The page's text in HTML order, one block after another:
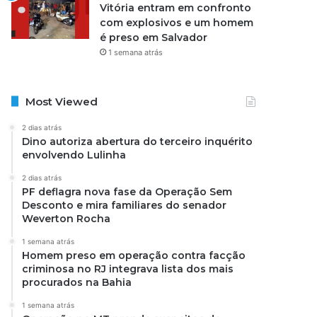
Vitória entram em confronto
com explosivos e um homem
é preso em Salvador
1 semana atrás
Most Viewed
2 dias atrás
Dino autoriza abertura do terceiro inquérito
envolvendo Lulinha
2 dias atrás
PF deflagra nova fase da Operação Sem
Desconto e mira familiares do senador
Weverton Rocha
1 semana atrás
Homem preso em operação contra facção
criminosa no RJ integrava lista dos mais
procurados na Bahia
1 semana atrás